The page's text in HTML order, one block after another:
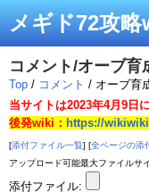
メギド72攻
コメント/オーブ育
Top / コメント / オーブ育
当サイトは2023年4月9日
後発wiki： https://
[添付ファイル一覧] [全ページの添
アップロード可能最大ファイルサ
添付ファイル: